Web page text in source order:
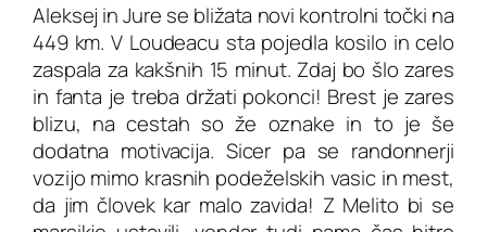
Aleksej in Jure se bližata novi kontrolni točki na
449 km. V Loudeacu sta pojedla kosilo in celo
zaspala za kakšnih 15 minut. Zdaj bo šlo zares
in fanta je treba držati pokonci! Brest je zares
blizu, na cestah so že oznake in to je še
dodatna motivacija. Sicer pa se randonnerji
vozijo mimo krasnih podeželskih vasic in mest,
da jim človek kar malo zavida! Z Melito bi se